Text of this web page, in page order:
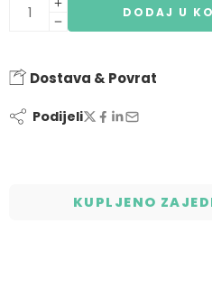
DODAJ U
Dostava & Povrat
Podijeli
KUPLJENO